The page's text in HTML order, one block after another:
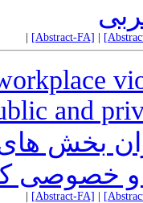
[Abstract-FA]
and
بخش
و خصوصی
[Abstract-FA]